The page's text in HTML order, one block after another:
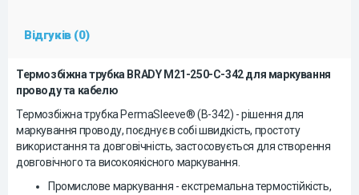
Відгуків (0)
Термозбіжна трубка BRADY M21-250-C-342 для маркування
проводу та кабелю
Термозбіжна трубка PermaSleeve® (B-342) - рішення для
маркування проводу, поєднує в собі швидкість, простоту
використання та довговічність, застосовується для створення
довговічного та високоякісного маркування.
Промислове маркування - екстремальна термостійкість,